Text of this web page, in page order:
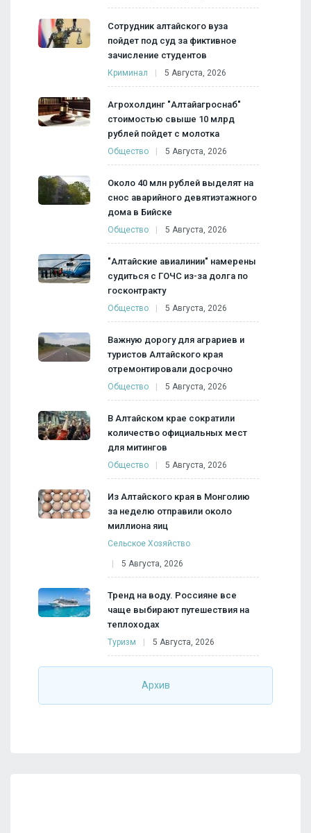
Сотрудник алтайского вуза
пойдет под суд за фиктивное
зачисление студентов
Криминал 5 Августа, 2026
Агрохолдинг "Алтайагроснаб"
стоимостью свыше 10 млрд
рублей пойдет с молотка
Общество 5 Августа, 2026
Около 40 млн рублей выделят на
снос аварийного девятиэтажного
дома в Бийске
Общество 5 Августа, 2026
"Алтайские авиалинии" намерены
судиться с ГОЧС из-за долга по
госконтракту
Общество 5 Августа, 2026
Важную дорогу для аграриев и
туристов Алтайского края
отремонтировали досрочно
Общество 5 Августа, 2026
В Алтайском крае сократили
количество официальных мест
для митингов
Общество 5 Августа, 2026
Из Алтайского края в Монголию
за неделю отправили около
миллиона яиц
Сельское Хозяйство
5 Августа, 2026
Тренд на воду. Россияне все
чаще выбирают путешествия на
теплоходах
Туризм 5 Августа, 2026
Архив